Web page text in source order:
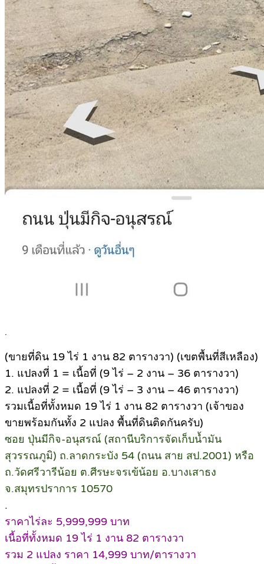
.
(ขายที่ดิน 19 ไร่ 1 งาน 82 ตารางวา) (เขตพื้นที่สีเหลือง)
1. แปลงที่ 1 = เนื้อที่ (9 ไร่ – 2 งาน – 36 ตารางวา)
2. แปลงที่ 2 = เนื้อที่ (9 ไร่ – 3 งาน – 46 ตารางวา)
รวมเนื้อที่ทั้งหมด 19 ไร่ 1 งาน 82 ตารางวา (เจ้าของ
ขายพร้อมกันทั้ง 2 แปลง พื้นที่ดินติดกันครับ)
ซอย ปุ่นมีกิจ-อนุสรณ์ (สถานีบริการจัดเก็บน้ำมัน
สุวรรณภูมิ) ถ.ลาดกระบัง 54 (ถนน สาย สป.2001) หรือ
ถ.วัดศรีวารีน้อย ต.ศีรษะจรเข้น้อย อ.บางเสาธง
จ.สมุทรปราการ 10570
.
ราคาไร่ละ 5,999,999 บาท
เนื้อที่ทั้งหมด 19 ไร่ 1 งาน 82 ตารางวา
รวม 2 แปลง ราคา 14,999 บาท/ตารางวา